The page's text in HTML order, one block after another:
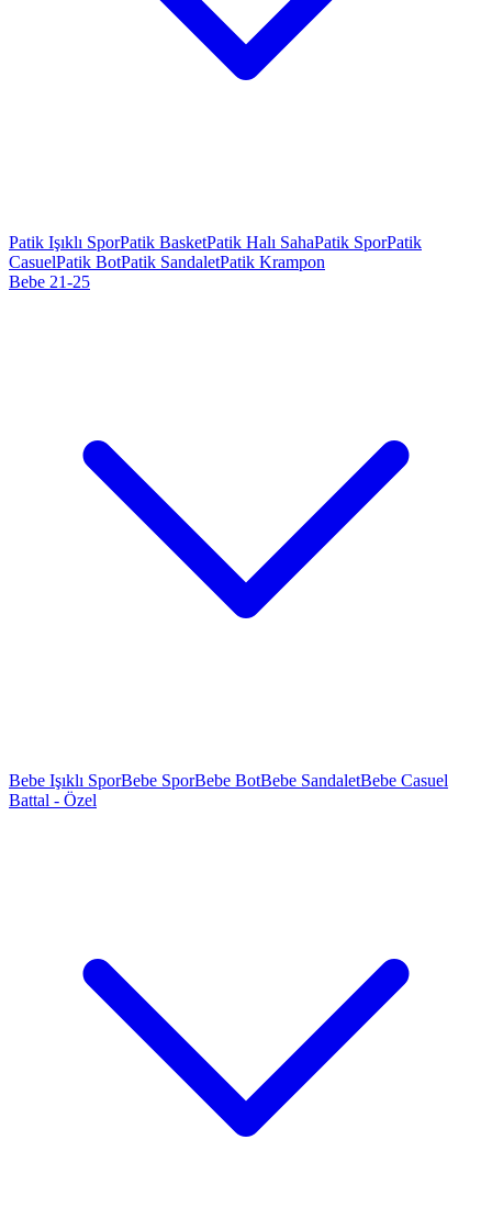
Patik Işıklı SporPatik BasketPatik Halı SahaPatik SporPatik
CasuelPatik BotPatik SandaletPatik Krampon
Bebe 21-25
Bebe Işıklı SporBebe SporBebe BotBebe SandaletBebe Casuel
Battal - Özel